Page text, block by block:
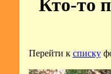
Кто-то
Перейти к списку